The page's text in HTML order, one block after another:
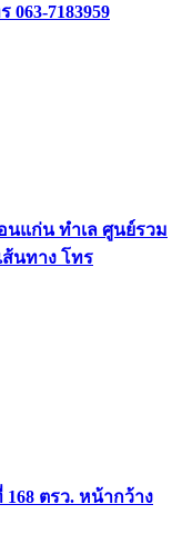
7183959
นแก่น ทำเล ศูนย์รวม
ส้นทาง โทร
168 ตรว. หน้ากว้าง